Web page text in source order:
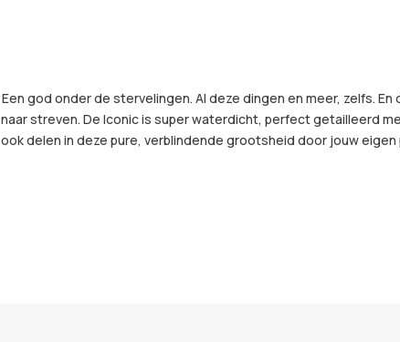
god onder de stervelingen. Al deze dingen en meer, zelfs.
streven. De Iconic is super waterdicht, perfect getailleerd
delen in deze pure, verblindende grootsheid door jouw